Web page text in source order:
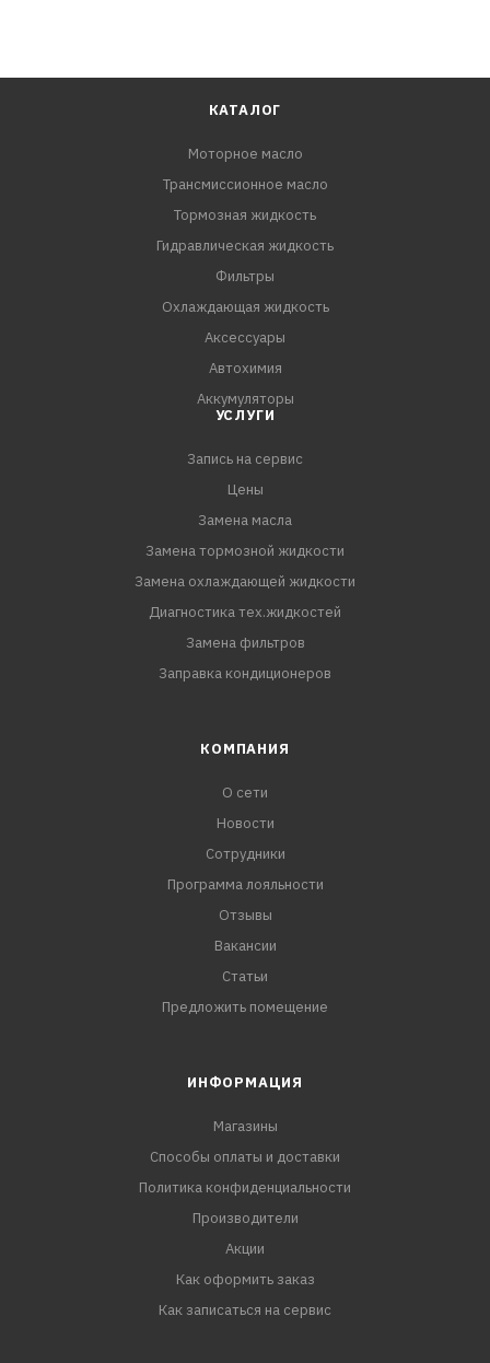
КАТАЛОГ
Моторное масло
Трансмиссионное масло
Тормозная жидкость
Гидравлическая жидкость
Фильтры
Охлаждающая жидкость
Аксессуары
Автохимия
Аккумуляторы
УСЛУГИ
Запись на сервис
Цены
Замена масла
Замена тормозной жидкости
Замена охлаждающей жидкости
Диагностика тех.жидкостей
Замена фильтров
Заправка кондиционеров
КОМПАНИЯ
О сети
Новости
Сотрудники
Программа лояльности
Отзывы
Вакансии
Статьи
Предложить помещение
ИНФОРМАЦИЯ
Магазины
Способы оплаты и доставки
Политика конфиденциальности
Производители
Акции
Как оформить заказ
Как записаться на сервис